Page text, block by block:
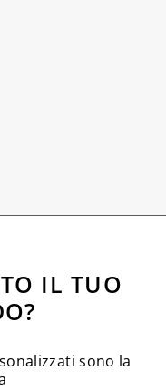
IL TUO
sono la